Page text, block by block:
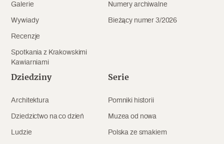
Memento dla modernizmu
Zabytek niejedno ma imię
Galerie
Wywiady
Recenzje
Spotkania z Krakowskimi
Kawiarniami
Numery archiwalne
Bieżący numer 3/2026
Dziedziny
Architektura
Dziedzictwo na co dzień
Ludzie
Serie
Pomniki historii
Muzea od nowa
Polska ze smakiem